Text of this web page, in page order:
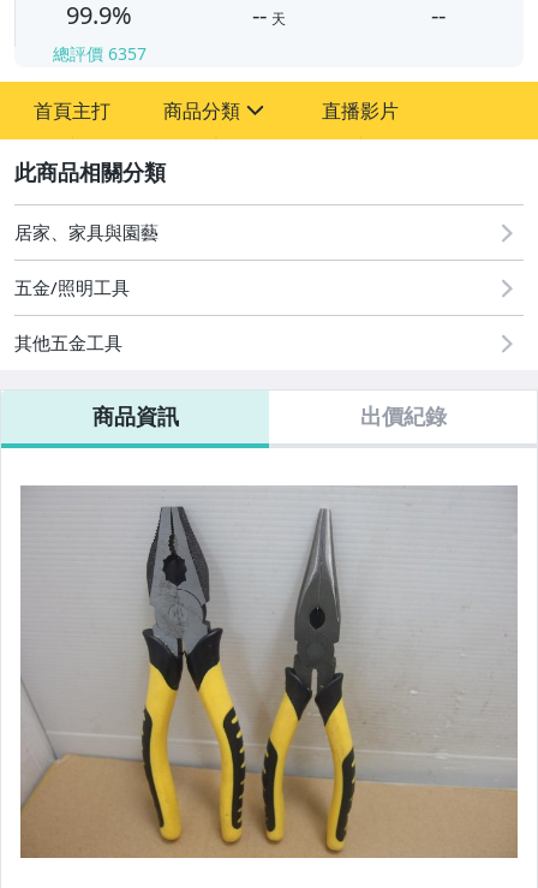
99.9%
總評價 6357
-- 天 --
首頁主打 商品分類
圖書/影音/文具
汽機車精品百貨
居家、家具與園藝
美容保養與彩妝
電腦、平板與周邊
運動、戶外與休閒
直播影片
居家、家具與園藝
五金/照明工具
其他五金工具
商品資訊 出價紀錄